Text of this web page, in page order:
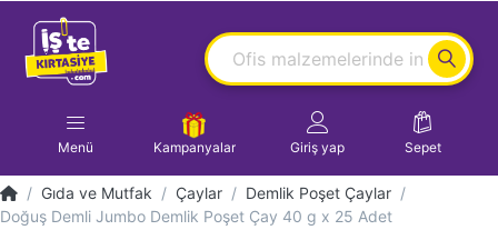
Menü Kampanyalar Giriş yap Sepet
Gıda ve Mutfak Çaylar
Demlik Poşet Çaylar
Doğuş Demli Jumbo Demlik Poşet Çay 40 g x 25 Adet